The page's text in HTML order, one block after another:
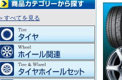
＞すべてを見る